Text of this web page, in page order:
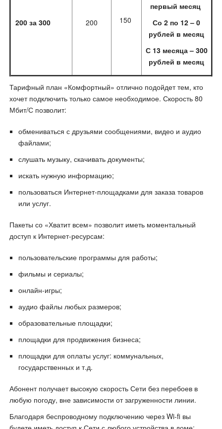
200 за 300 200 150
первый месяц
Со 2 по 12 – 0
рублей в месяц
С 13 месяца – 300
рублей в месяц
Тарифный план «Комфортный» отлично подойдет тем, кто
хочет подключить только самое необходимое. Скорость 80
Мбит/С позволит:
обмениваться с друзьями сообщениями, видео и аудио
файлами;
слушать музыку, скачивать документы;
искать нужную информацию;
пользоваться Интернет-площадками для заказа товаров
или услуг.
Пакеты со «Хватит всем» позволит иметь моментальный
доступ к Интернет-ресурсам:
пользовательские программы для работы;
фильмы и сериалы;
онлайн-игры;
аудио файлы любых размеров;
образовательные площадки;
площадки для продвижения бизнеса;
площадки для оплаты услуг: коммунальных,
государственных и т.д.
Абонент получает высокую скорость Сети без перебоев в
любую погоду, вне зависимости от загруженности линии.
Благодаря беспроводному подключению через Wi-fi вы